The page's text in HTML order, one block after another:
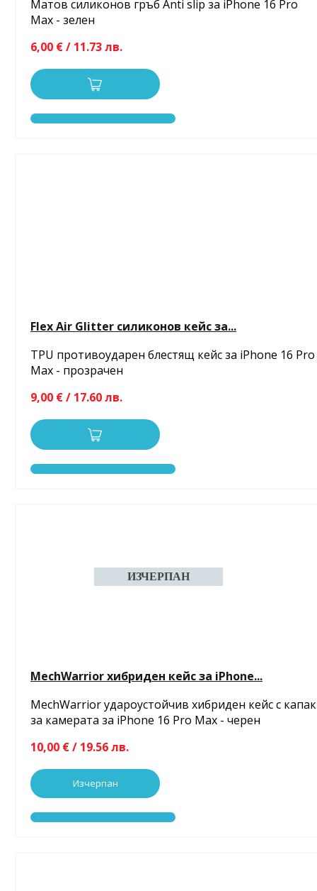
Матов силиконов гръб Anti slip за iPhone 16 Pro
Max - зелен
6,00 € / 11.73 лв.
Flex Air Glitter силиконов кейс за...
TPU противоударен блестящ кейс за iPhone 16 Pro
Max - прозрачен
9,00 € / 17.60 лв.
MechWarrior хибриден кейс за iPhone...
MechWarrior удароустойчив хибриден кейс с капак
за камерата за iPhone 16 Pro Max - черен
10,00 € / 19.56 лв.
Изчерпан